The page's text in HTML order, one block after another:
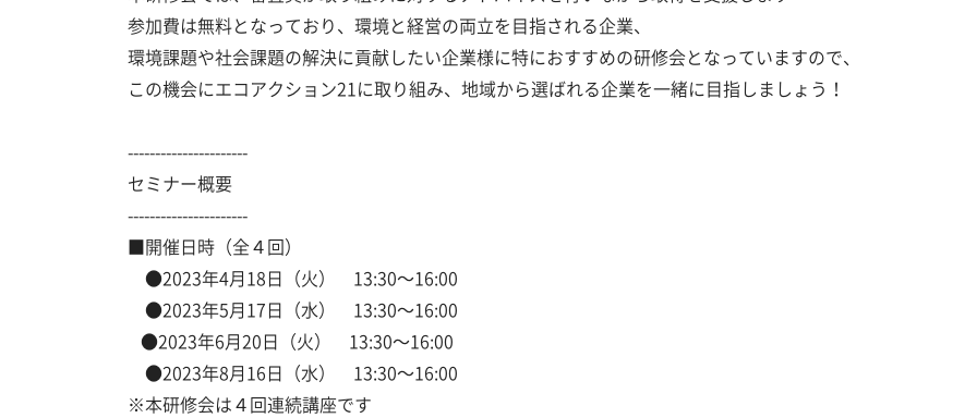
参加費は無料となっており、環境と経営の両立を目指される企業、
環境課題や社会課題の解決に貢献したい企業様に特におすすめの研修会となっていますので、
この機会にエコアクション21に取り組み、地域から選ばれる企業を一緒に目指しましょう！
----------------------
セミナー概要
----------------------
■開催日時（全４回）
●2023年4月18日（火） 13:30～16:00
●2023年5月17日（水） 13:30～16:00
●2023年6月20日（火） 13:30～16:00
●2023年8月16日（水） 13:30～16:00
※本研修会は４回連続講座です